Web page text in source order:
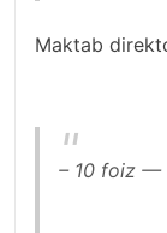
Maktab
– 10 foiz —